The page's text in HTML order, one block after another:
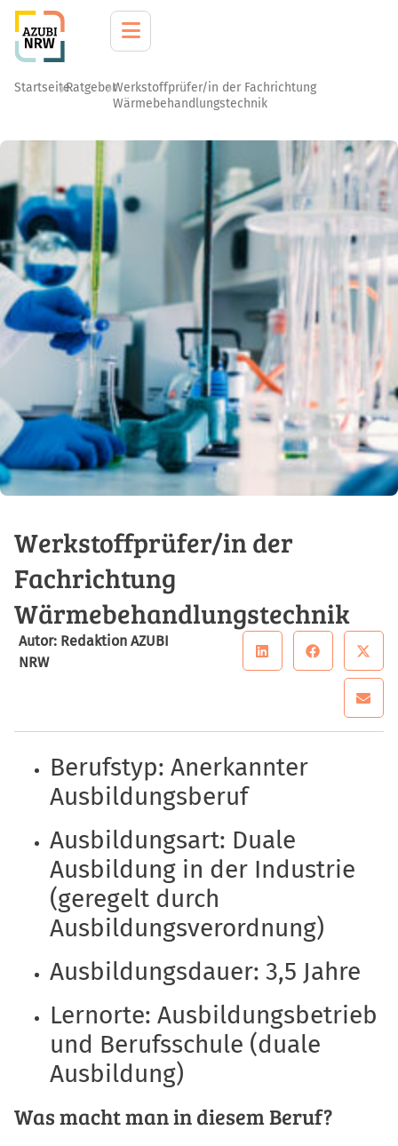
StartseiteRatgeberWerkstoffprüfer/in der Fachrichtung
Wärmebehandlungstechnik
Werkstoffprüfer/in der
Fachrichtung
Wärmebehandlungstechnik
Autor: Redaktion AZUBI
NRW
Berufstyp: Anerkannter
Ausbildungsberuf
Ausbildungsart: Duale
Ausbildung in der Industrie
(geregelt durch
Ausbildungsverordnung)
Ausbildungsdauer: 3,5 Jahre
Lernorte: Ausbildungsbetrieb
und Berufsschule (duale
Ausbildung)
Was macht man in diesem Beruf?